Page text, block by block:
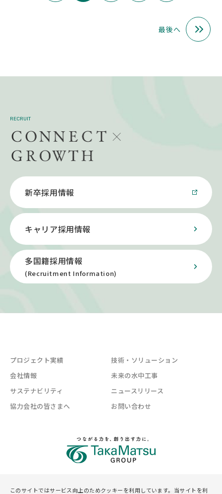
最後へ
RECRUIT
新卒採用情報
キャリア採用情報
多国籍採用情報
(Recruitment Information)
プロジェクト実績
技術・ソリューション
会社情報
未来の水中工事
サステナビリティ
ニュースリリース
協力会社の皆さまへ
お問い合わせ
このサイトではサービス向上のためクッキーを利用しています。当サイトを利